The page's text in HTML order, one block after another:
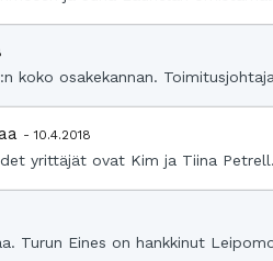
osakekannan.
- 10.4.2018
yrittäjät ovat Kim ja Tiina
Turun Eines on hankkinut